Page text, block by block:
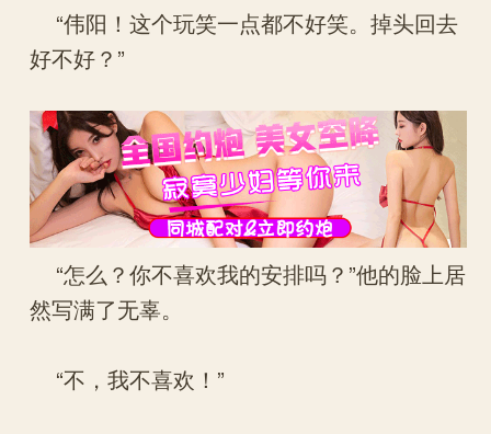
“伟阳！这个玩笑一点都不好笑。掉头回去
好不好？”
“怎么？你不喜欢我的安排吗？”他的脸上居
然写满了无辜。
“不，我不喜欢！”